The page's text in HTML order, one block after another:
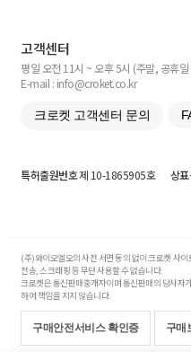
고객센터
평일 오전 11시 ~ 오후 5시 (주말, 공휴일
E-mail : info@croket.co.kr
크로켓 고객센터 문의
특허출원번호제 10-1865905호 상
(주)와이오엘오의 사전 서면 동의 없이 크로켓 사
전송, 스크래핑 등 무단 사용할 수 없습니다.
크로켓은 통신판매중개자이며 통신판매의 당사자
하여 책임을 지지 않습니다.
구매안전서비스 확인증 구매